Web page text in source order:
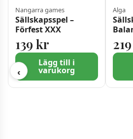
‹
Nangarra games
Sällskapsspel –
Förfest XXX
139 kr
Lägg till i
varukorg
Alga
219